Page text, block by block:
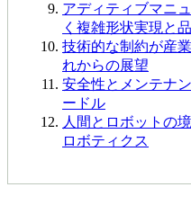
アディティブマニ
く複雑形状実現と
技術的な制約が産
れからの展望
安全性とメンテナ
ードル
人間とロボットの
ロボティクス